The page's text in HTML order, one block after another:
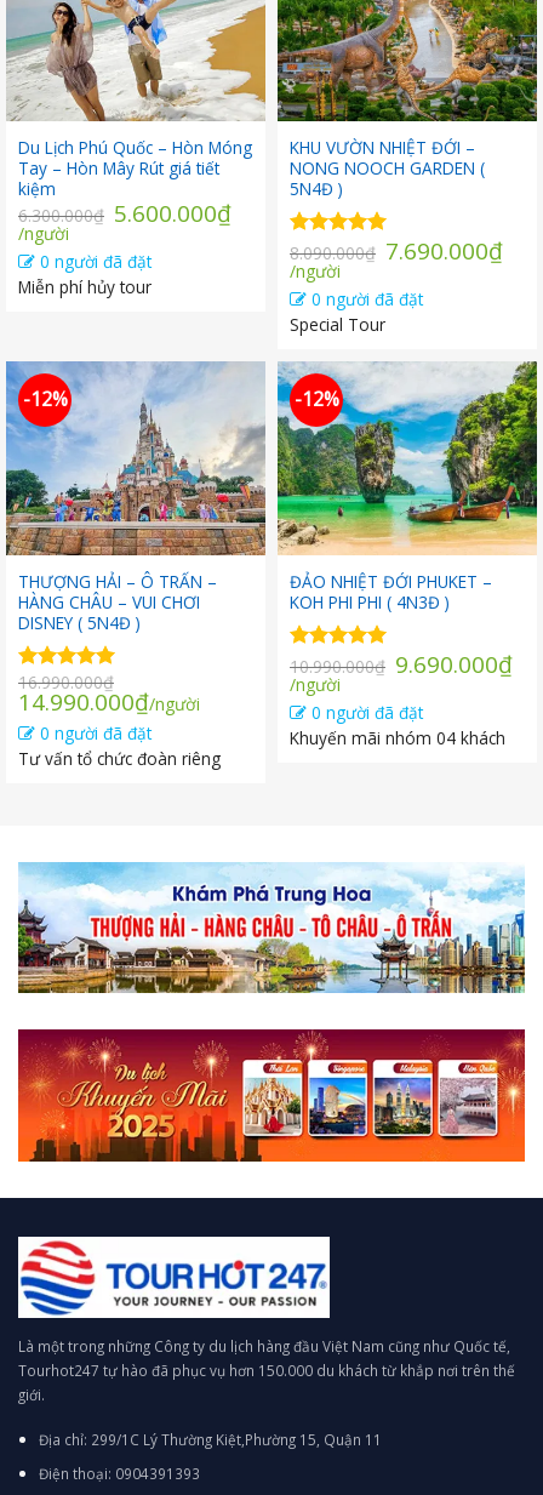
Du Lịch Phú Quốc – Hòn Móng
Tay – Hòn Mây Rút giá tiết
kiệm
6.300.000₫ Giá
là:
6.300.000₫.
5.600.000₫
Giá
hiện
tại
là:
/người
0 người đã đặt
Miễn phí hủy tour
KHU VƯỜN NHIỆT ĐỚI –
NONG NOOCH GARDEN (
5N4Đ )
Được xếp
hạng5.00
5 sao
8.090.000₫ Giá
là:
8.090.000₫.
7.690.000₫
Giá
hiện
tại
là:
7.690.000₫.
/người
0 người đã đặt
Special Tour
-12%
THƯỢNG HẢI – Ô TRẤN –
HÀNG CHÂU – VUI CHƠI
DISNEY ( 5N4Đ )
Được xếp
hạng5.00
5 sao
16.990.000₫
Giá
gốc
là:
16.990.000₫.
14.990.000₫Giá
hiện
tại
là:
/người
0 người đã đặt
Tư vấn tổ chức đoàn riêng
-12%
ĐẢO NHIỆT ĐỚI PHUKET –
KOH PHI PHI ( 4N3Đ )
Được xếp
hạng5.00
5 sao
10.990.000₫ Giá
là:
10.990.000₫.
9.690.000₫
Giá
hiện
tại
là:
/người
0 người đã đặt
Khuyến mãi nhóm 04 khách
Là một trong những Công ty du lịch hàng đầu Việt Nam cũng như Quốc tế,
Tourhot247 tự hào đã phục vụ hơn 150.000 du khách từ khắp nơi trên thế
giới.
Địa chỉ: 299/1C Lý Thường Kiệt,Phường 15, Quận 11
Điện thoại: 0904391393